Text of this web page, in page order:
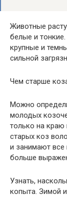
Животные
белые и
крупные и
сильной
Чем старше
Можно
молодых
только на
старых коз
и занимают все
больше
Узнать,
копыта. Зимой